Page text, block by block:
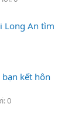
Long An tìm
kết hôn
0